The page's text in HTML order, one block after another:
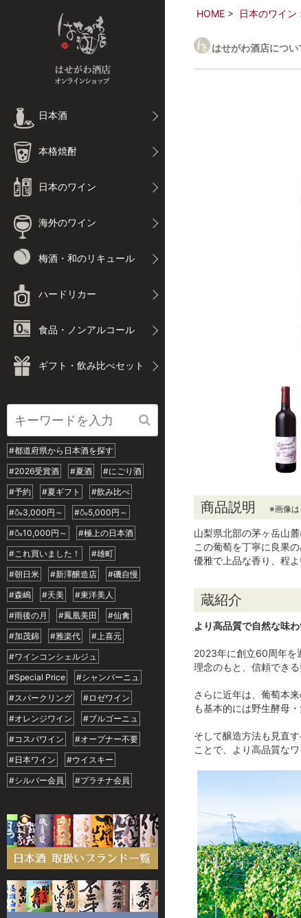
日本酒
本格焼酎
日本のワイン
海外のワイン
梅酒・和のリキュール
ハードリカー
食品・ノンアルコール
ギフト・飲み比べセット
#都道府県から日本酒を探す
#2026受賞酒
#夏酒
#にごり酒
#予約
#夏ギフト
#飲み比べ
#🍶3,000円～
#🍶5,000円～
#🍶10,000円～
#極上の日本酒
#これ買いました！
#雄町
#朝日米
#新澤醸造店
#磯自慢
#森嶋
#天美
#東洋美人
#雨後の月
#鳳凰美田
#仙禽
#加茂錦
#雅楽代
#上喜元
#ワインコンシェルジュ
#Special Price
#シャンパーニュ
#スパークリング
#ロゼワイン
#オレンジワイン
#ブルゴーニュ
#コスパワイン
#オープナー不要
#日本ワイン
#ウイスキー
#シルバー会員
#プラチナ会員
HOME 日本のワイン
はせがわ酒店につい
商品説明 ※画像
山梨県北部の茅ヶ岳山
この葡萄を丁寧に良果
優雅で上品な香り、程
蔵紹介
より高品質で自然な味
2023年に創立60周年を
理念のもと、信頼でき
さらに近年は、葡萄本
も基本的には野生酵母
そして醸造方法も見直
ことで、より高品質な